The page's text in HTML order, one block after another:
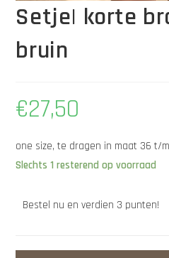
Setje| korte
bruin
€27,50
one size, te dragen in maat 36 t/
Slechts 1 resterend op voorraad
Bestel nu en verdien 3 punten!